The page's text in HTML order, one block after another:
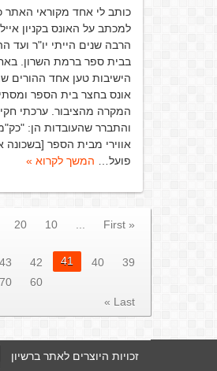
כותב לי אחד מקוראי האתר
למכתב על האונס בקניון
הרבה שנים הייתי יו"ר ועד
בבית ספר ברמת השרון.
הישיבות טען אחד ההורים
אונס בחצר בית הספר
המקרה מהציבור. ערכתי
והתברר שהעובדות הן:
אווירי מבית הספר [בשכונה
פועל… המשך לקרוא »
« First
10
20
39
40
41
42
43
60
70
Last »
זכויות היוצרים לאתר ברשיון